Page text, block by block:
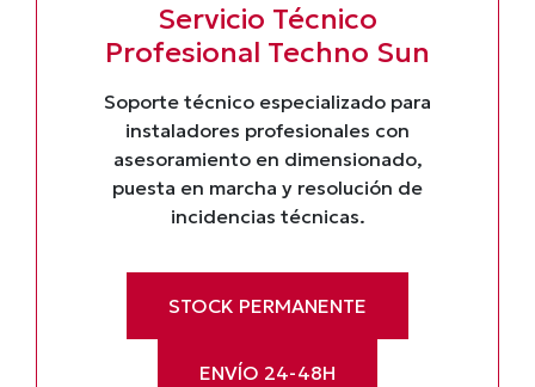
Servicio Técnico
Profesional Techno Sun
Soporte técnico especializado para
instaladores profesionales con
asesoramiento en dimensionado,
puesta en marcha y resolución de
incidencias técnicas.
STOCK PERMANENTE
ENVÍO 24-48H